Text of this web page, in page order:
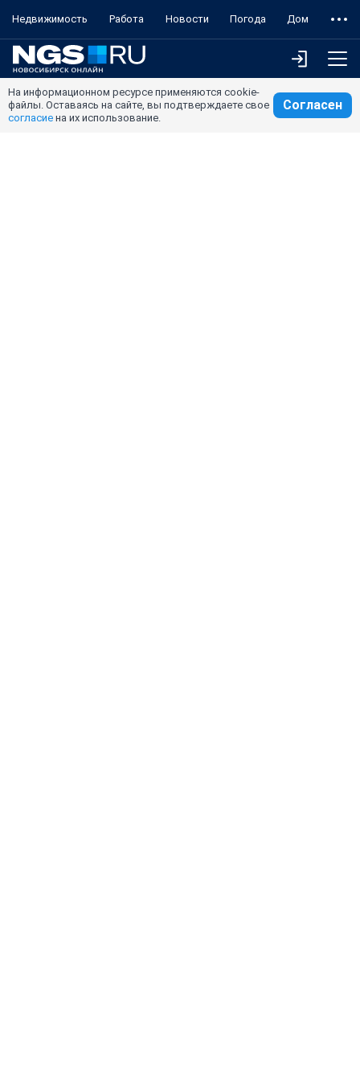
Недвижимость Работа Новости Погода Дом
На информационном ресурсе применяются cookie-
файлы. Оставаясь на сайте, вы подтверждаете свое
согласие на их использование.
Согласен